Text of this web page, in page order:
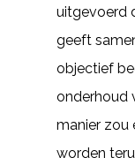
uitgevoerd
geeft
objectief
onderhoud
manier zou
worden